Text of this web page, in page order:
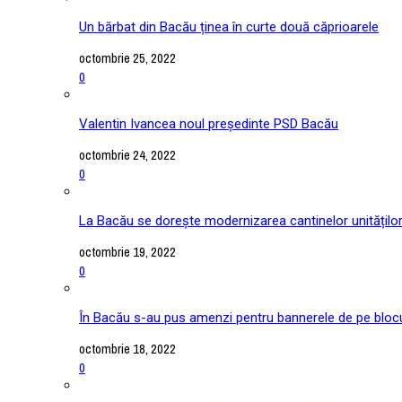
Un bărbat din Bacău ținea în curte două căprioarele
octombrie 25, 2022
0
Valentin Ivancea noul președinte PSD Bacău
octombrie 24, 2022
0
La Bacău se dorește modernizarea cantinelor
octombrie 19, 2022
0
În Bacău s-au pus amenzi pentru bannerele de pe
octombrie 18, 2022
0